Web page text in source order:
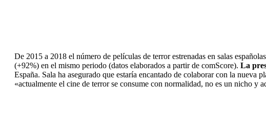
De 2015 a 2018 el número de películas de terror estrenadas en salas
(+92%) en el mismo periodo (datos elaborados a partir de comScore). La
España. Sala ha asegurado que estaría encantado de colaborar con la nueva
«actualmente el cine de terror se consume con normalidad, no es un nicho y